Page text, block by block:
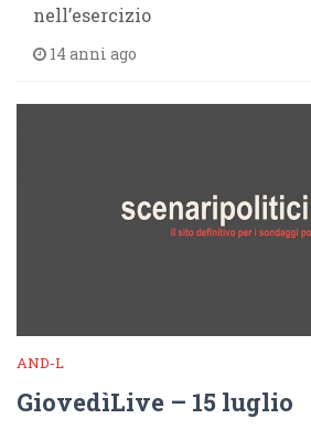
nell’esercizio
14 anni ago
AND-L
GiovedìLive – 15 luglio